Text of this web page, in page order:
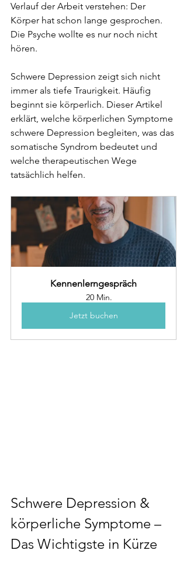
Verlauf der Arbeit verstehen: Der
Körper hat schon lange gesprochen.
Die Psyche wollte es nur noch nicht
hören.
Schwere Depression zeigt sich nicht
immer als tiefe Traurigkeit. Häufig
beginnt sie körperlich. Dieser Artikel
erklärt, welche körperlichen Symptome
schwere Depression begleiten, was das
somatische Syndrom bedeutet und
welche therapeutischen Wege
tatsächlich helfen.
Kennenlerngespräch
20 Min.
Jetzt buchen
Schwere Depression &
körperliche Symptome –
Das Wichtigste in Kürze